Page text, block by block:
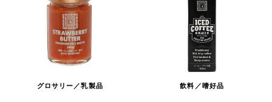
グロサリー／乳製品 飲料／嗜好品